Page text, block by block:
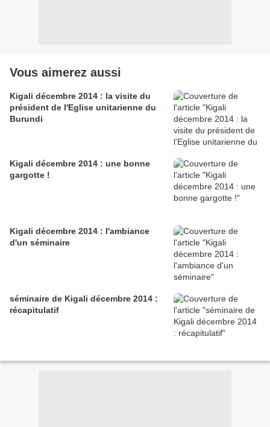
Vous aimerez aussi
Kigali décembre 2014 : la visite du
président de l'Eglise unitarienne du
Burundi
Kigali décembre 2014 : une bonne
gargotte !
Kigali décembre 2014 : l'ambiance
d'un séminaire
séminaire de Kigali décembre 2014 :
récapitulatif